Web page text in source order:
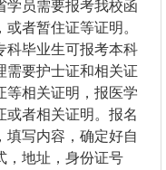
学员需要报考我校函
者暂住证等证明。
科毕业生可报考本科
需要护士证和相关证
等相关证明，报医学
或者相关证明。报名
填写内容，确定好自
，地址，身份证号